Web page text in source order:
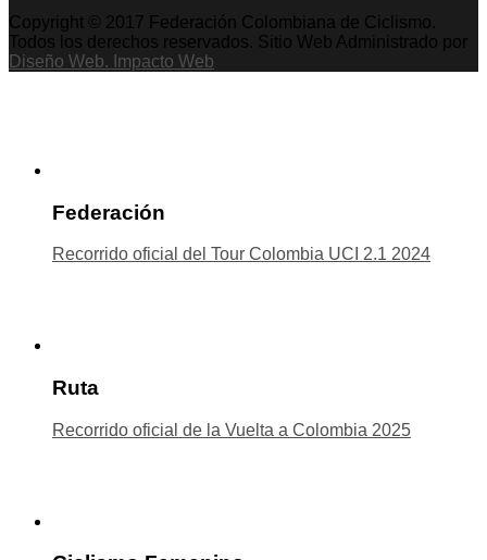
Copyright © 2017 Federación Colombiana de Ciclismo.
Todos los derechos reservados. Sitio Web Administrado por
Diseño Web. Impacto Web
Federación
Recorrido oficial del Tour Colombia UCI 2.1 2024
Ruta
Recorrido oficial de la Vuelta a Colombia 2025